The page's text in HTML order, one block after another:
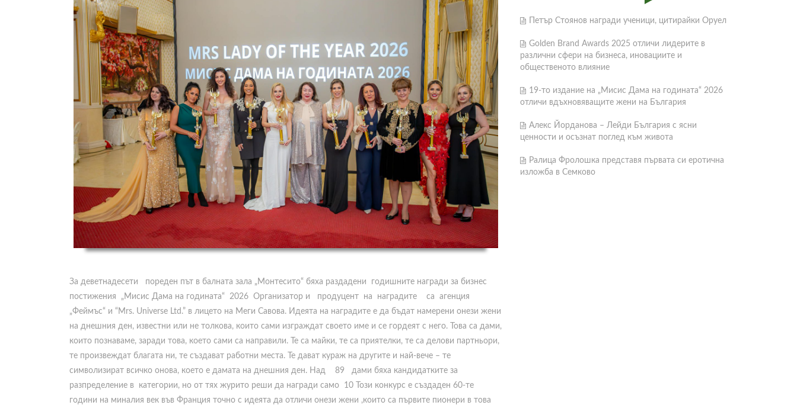
За деветнадесети пореден път в балната зала „Монтесито“ бяха раздадени годишните награди за бизнес
постижения „Мисис Дама на годината“ 2026 Организатор и продуцент на наградите са агенция
„Феймъс“ и “Mrs. Universe Ltd.” в лицето на Меги Савова. Идеята на наградите е да бъдат намерени онези жени
на днешния ден, известни или не толкова, които сами изграждат своето име и се гордеят с него. Това са дами,
които познаваме, заради това, което сами са направили. Те са майки, те са приятелки, те са делови партньори,
те произвеждат благата ни, те създават работни места. Те дават кураж на другите и най-вече – те
символизират всичко онова, което е дамата на днешния ден. Над 89 дами бяха кандидатките за
разпределение в категории, но от тях журито реши да награди само 10 Този конкурс е създаден 60-те
години на миналия век във Франция точно с идеята да отличи онези жени ,които са първите пионери в това
Петър Стоянов награди ученици, цитирайки Оруел
Golden Brand Awards 2025 отличи лидерите в
различни сфери на бизнеса, иновациите и
общественото влияние
19-то издание на „Мисис Дама на годината“ 2026
отличи вдъхновяващите жени на България
Алекс Йорданова – Лейди България с ясни
ценности и осъзнат поглед към живота
Ралица Фролошка представя първата си еротична
изложба в Семково